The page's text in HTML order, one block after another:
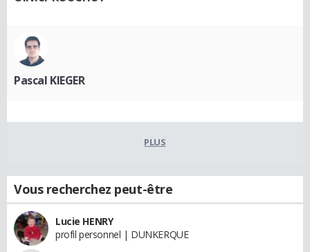
Pascal KIEGER
PLUS
Vous recherchez peut-être
Lucie HENRY
profil personnel | DUNKERQUE